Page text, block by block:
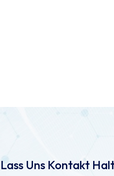
Lass Uns Kontakt